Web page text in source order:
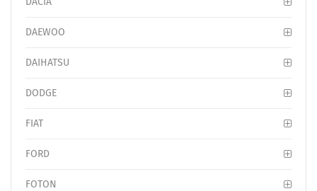
DAEWOO
DAIHATSU
DODGE
FIAT
FORD
FOTON